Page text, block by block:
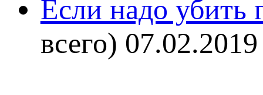
Если надо убить
всего) 07.02.2019